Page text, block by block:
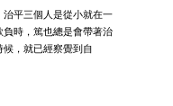
平三個人是從小就在一
時，篤也總是會帶著治
，就已經察覺到自